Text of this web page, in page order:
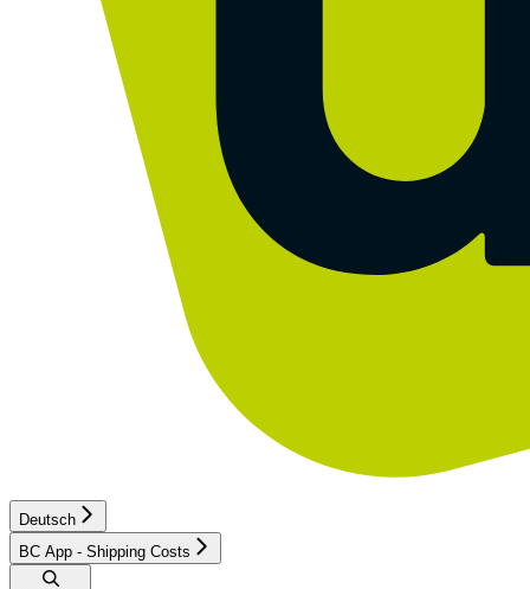
Deutsch
BC App - Shipping Costs